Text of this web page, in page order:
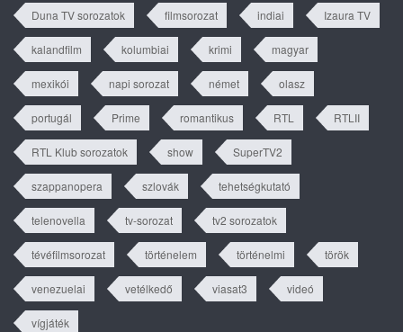
Duna TV sorozatok filmsorozat indiai Izaura TV
kalandfilm kolumbiai krimi magyar
mexikói napi sorozat német olasz
portugál Prime romantikus RTL RTLII
RTL Klub sorozatok show SuperTV2
szappanopera szlovák tehetségkutató
telenovella tv-sorozat tv2 sorozatok
tévéfilmsorozat történelem történelmi török
venezuelai vetélkedő viasat3 videó
vígjáték